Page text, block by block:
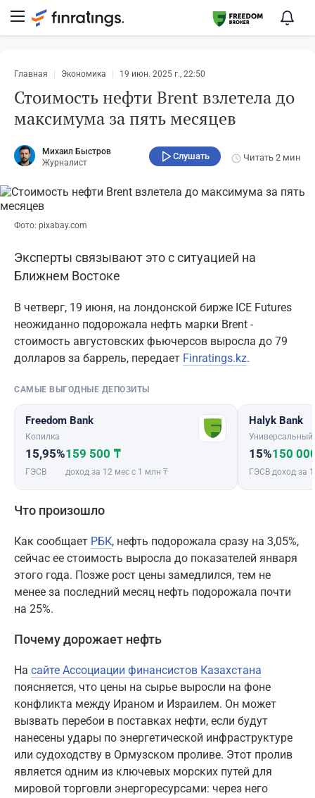
Главная Экономика 19 июн. 2025 г., 22:50
Стоимость нефти Brent взлетела до
максимума за пять месяцев
Михаил Быстров
Журналист
Слушать Читать 2 мин
Фото: pixabay.com
Эксперты связывают это с ситуацией на
Ближнем Востоке
В четверг, 19 июня, на лондонской бирже ICE Futures
неожиданно подорожала нефть марки Brent -
стоимость августовских фьючерсов выросла до 79
долларов за баррель, передает Finratings.kz.
САМЫЕ ВЫГОДНЫЕ ДЕПОЗИТЫ
Freedom Bank
Копилка
15,95%
ГЭСВ
159 500 ₸
доход за 12 мес с 1 млн ₸
Halyk Bank
Универсальный
15%
ГЭСВ
150
доход за
Что произошло
Как сообщает РБК, нефть подорожала сразу на 3,05%,
сейчас ее стоимость выросла до показателей января
этого года. Позже рост цены замедлился, тем не
менее за последний месяц нефть подорожала почти
на 25%.
Почему дорожает нефть
На сайте Ассоциации финансистов Казахстана
поясняется, что цены на сырье выросли на фоне
конфликта между Ираном и Израилем. Он может
вызвать перебои в поставках нефти, если будут
нанесены удары по энергетической инфраструктуре
или судоходству в Ормузском проливе. Этот пролив
является одним из ключевых морских путей для
мировой торговли энергоресурсами: через него